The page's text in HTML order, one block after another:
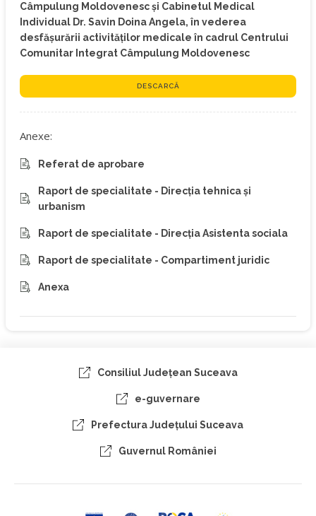
Câmpulung Moldovenesc și Cabinetul Medical
Individual Dr. Savin Doina Angela, în vederea
desfășurării activităților medicale în cadrul Centrului
Comunitar Integrat Câmpulung Moldovenesc
DESCARCĂ
Anexe:
Referat de aprobare
Raport de specialitate - Direcția tehnica și
urbanism
Raport de specialitate - Direcția Asistenta sociala
Raport de specialitate - Compartiment juridic
Anexa
Consiliul Judeţean Suceava
e-guvernare
Prefectura Judeţului Suceava
Guvernul României